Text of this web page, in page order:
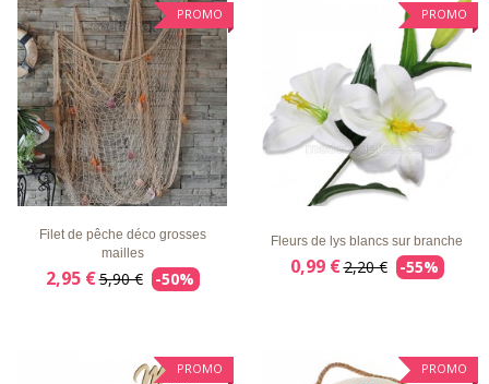
PROMO
LISTE
D'ENVIE
APERÇU
RAPIDE
DÉTAILS
Filet de pêche déco grosses
mailles
2,95 €5,90 € -50%
PROMO
D'ENVIE
APERÇU
RAPIDE
DÉTAILS
Fleurs de lys blancs sur branche
0,99 €2,20 € -55%
PROMO PROMO